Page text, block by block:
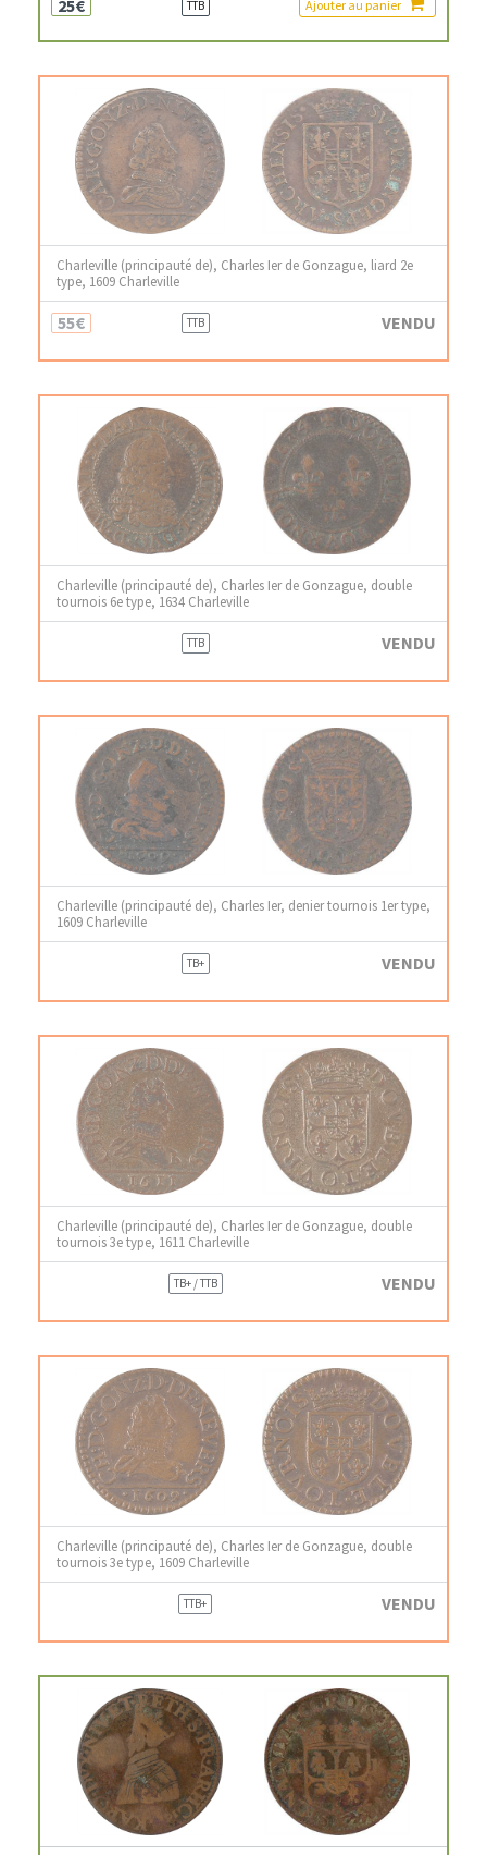
25€ TTB Ajouter au panier
Charleville (principauté de), Charles Ier de Gonzague, liard 2e
type, 1609 Charleville
55€ TTB VENDU
Charleville (principauté de), Charles Ier de Gonzague, double
tournois 6e type, 1634 Charleville
TTB VENDU
Charleville (principauté de), Charles Ier, denier tournois 1er type,
1609 Charleville
TB+ VENDU
Charleville (principauté de), Charles Ier de Gonzague, double
tournois 3e type, 1611 Charleville
TB+ / TTB VENDU
Charleville (principauté de), Charles Ier de Gonzague, double
tournois 3e type, 1609 Charleville
TTB+ VENDU